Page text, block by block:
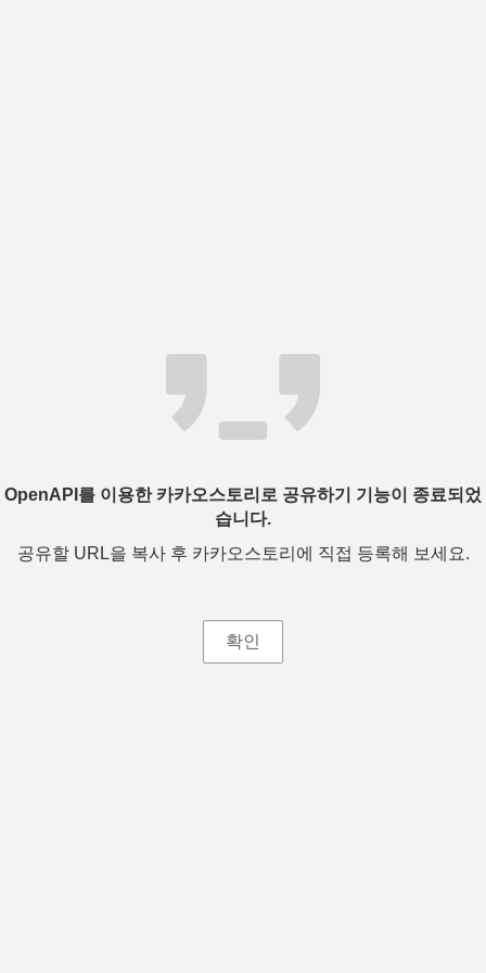
OpenAPI를 이용한 카카오스토리로 공유하기 기능이 종료되었
습니다.
공유할 URL을 복사 후 카카오스토리에 직접 등록해 보세요.
확인